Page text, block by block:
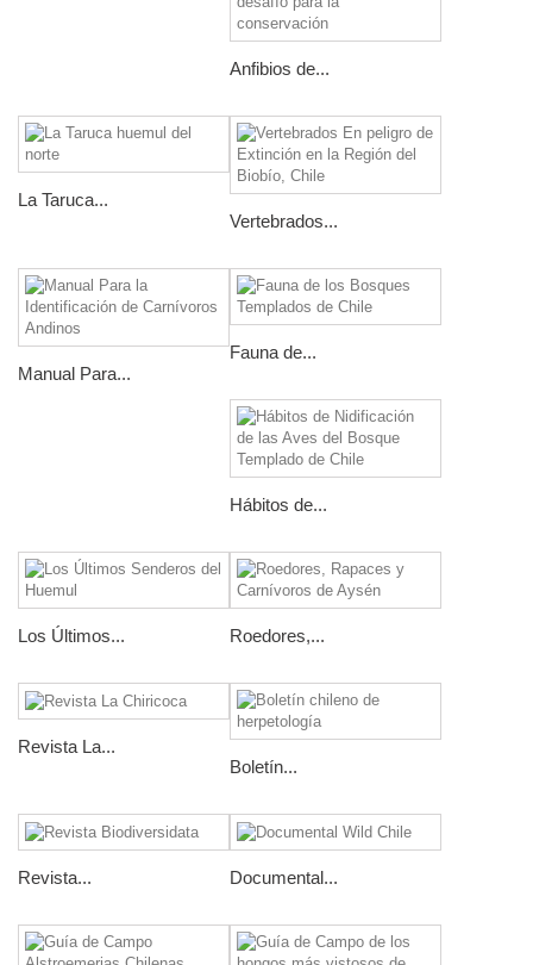
Anfibios de...
La Taruca...
Vertebrados...
Manual Para...
Fauna de...
Hábitos de...
Los Últimos... Roedores,...
Revista La...
Boletín...
Revista... Documental...